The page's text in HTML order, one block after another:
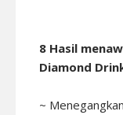
8 Hasil
Diamond
~